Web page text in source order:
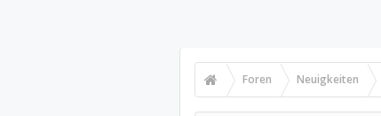
Foren Neuigkeiten